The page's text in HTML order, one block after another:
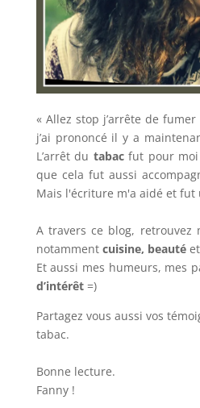
« Allez stop j’arrête de
j’ai prononcé il y a
L’arrêt du tabacfut pour moi
que cela fut aussi
Mais l'écriture m'a aidé et fut
A travers ce blog, retrouvez
notamment cuisine, beautéet
Et aussi mes humeurs, mes
d’intérêt=)
Partagez vous aussi vos
tabac.
Bonne lecture.
Fanny !